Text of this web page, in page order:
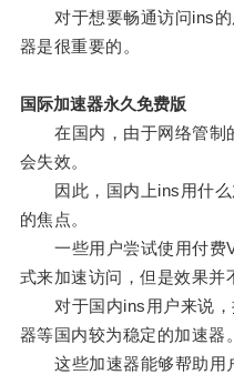
对于想要畅通访问ins的
器是很重要的。
国际加速器永久免费版
在国内，由于网络管制
会失效。
因此，国内上ins用什么
的焦点。
一些用户尝试使用付费
式来加速访问，但是效果并
对于国内ins用户来说，
器等国内较为稳定的加速器。
这些加速器能够帮助用